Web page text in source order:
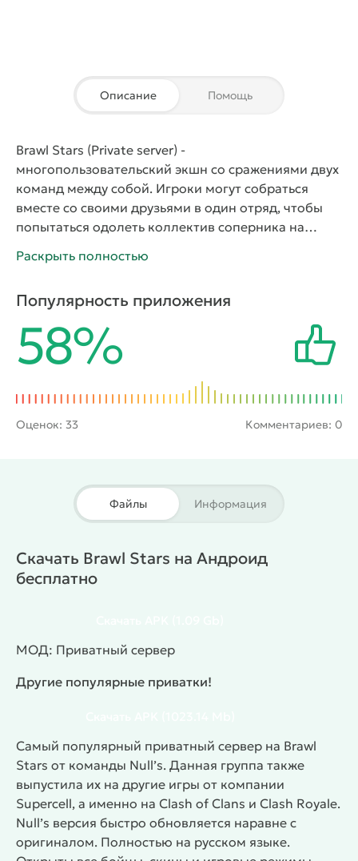
Описание Помощь
Brawl Stars (Private server) -
многопользовательский экшн со сражениями двух
команд между собой. Игроки могут собраться
вместе со своими друзьями в один отряд, чтобы
попытаться одолеть коллектив соперника на
локации кристаллы. Чтобы достичь этой цели,
Для этого следует подобрать героев с
определенными способностями и
характеристиками. Все персонажи подвергаются
апгрейда, поэтому можно будет улучшать свою
команду и делать ее непобедимой.
версии v68.279, добавлены новые режимы, скины,
карты и новые бойцы: Зигги и Мина
Суть игры
собираются в игре со всего мира. К выбору
доступен только один персонаж, правда, его
них обладает уникальными способностями,
которые нужно прокачивать по ходу игры, а также
больше всех этих камней. Но это очень непростой
кристаллов, надо победить команду противника.
одном из режимов. #Жанр: Экшены / Приватки
/ Приватки Brawl Stars / Шутеры /
Тактические шутеры / Тактика /
Многопользовательские /
Раскрыть полностью
Популярность приложения
58%
Оценок: 33 Комментариев: 0
Файлы Информация
Скачать Brawl Stars на Андроид
бесплатно
МОД: Приватный сервер
Другие популярные приватки!
Самый популярный приватный сервер на Brawl
Stars от команды Null’s. Данная группа также
выпустила их на другие игры от компании
Supercell, а именно на Clash of Clans и Clash Royale.
Null’s версия быстро обновляется наравне с
оригиналом. Полностью на русском языке.